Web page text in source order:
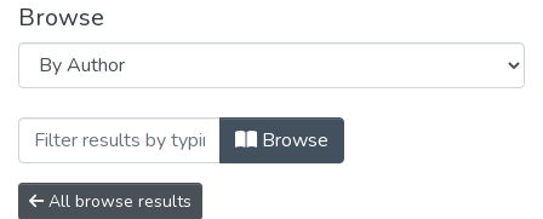
Browse
Browsing Бакалаврські роботи (ЛВ)
Browse
All browse results